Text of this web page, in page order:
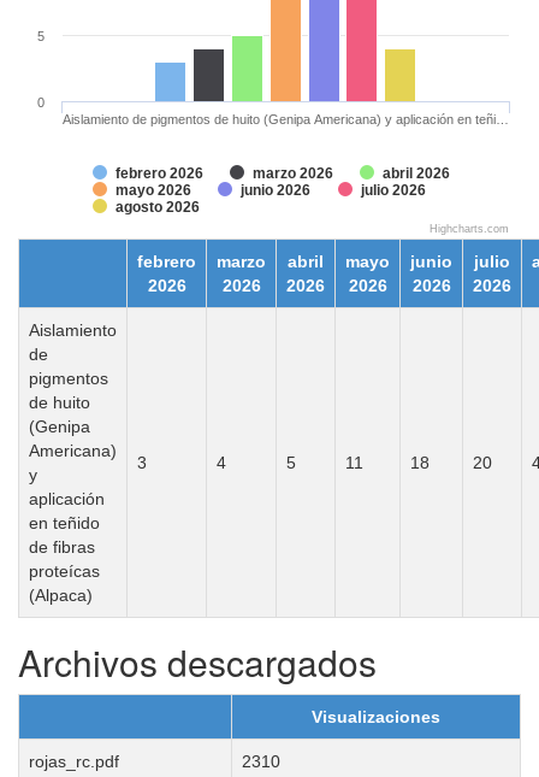
febrero 2026 marzo 2026
abril 2026
mayo 2026
junio 2026
julio 2026
agosto 2026
Aislamiento de pigmentos de huito (Genipa Americana) y aplicación en teñi…
0
5
Highcharts.com
febrero
2026
marzo
2026
abril
2026
mayo
2026
junio
2026
julio
2026
Aislamiento
de
pigmentos
de huito
(Genipa
Americana)
y
aplicación
en teñido
de fibras
proteícas
(Alpaca)
3 4 5 11 18 20
Archivos descargados
Visualizaciones
rojas_rc.pdf 2310